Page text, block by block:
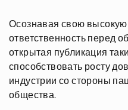
Осознавая свою
ответственность перед
открытая публикация
способствовать росту
индустрии со стороны
общества.